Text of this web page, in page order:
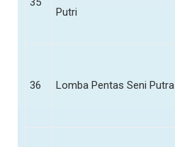
Putri
36 Lomba Pentas Seni Putra